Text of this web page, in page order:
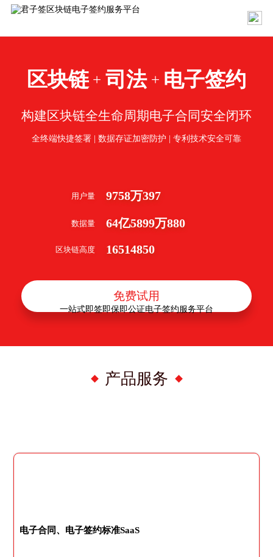
区块链 + 司法 + 电子签约
构建区块链全生命周期电子合同安全闭环
全终端快捷签署 | 数据存证加密防护 | 专利技术安全可靠
用户量 9758万397
数据量 64亿5899万880
区块链高度 16514850
免费试用
产品服务
一站式即签即保即公证电子签约服务平台
电子合同、电子签约标准SaaS